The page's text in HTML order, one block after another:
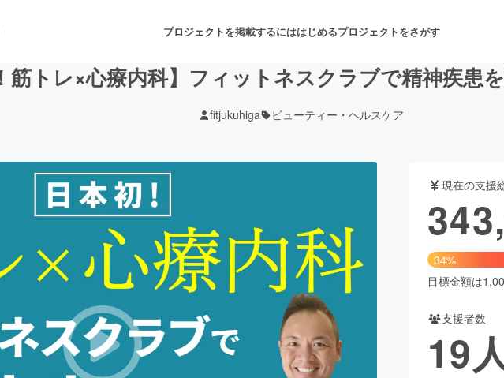
プロジェクトを掲載するにははじめるプロジェクトをさがす
音楽 舞台・パフォーマンス
ジェット ゲーム・サービス開発 フード・飲食店
書籍・雑誌出版
チャレンジ ビューティー・ヘルスケア
筋トレ×心療内科】フィットネスクラブで精神疾患
fitjukuhiga ビューティー・ヘルスケア
現在の支援
34%
目標金額は
支援者数
19